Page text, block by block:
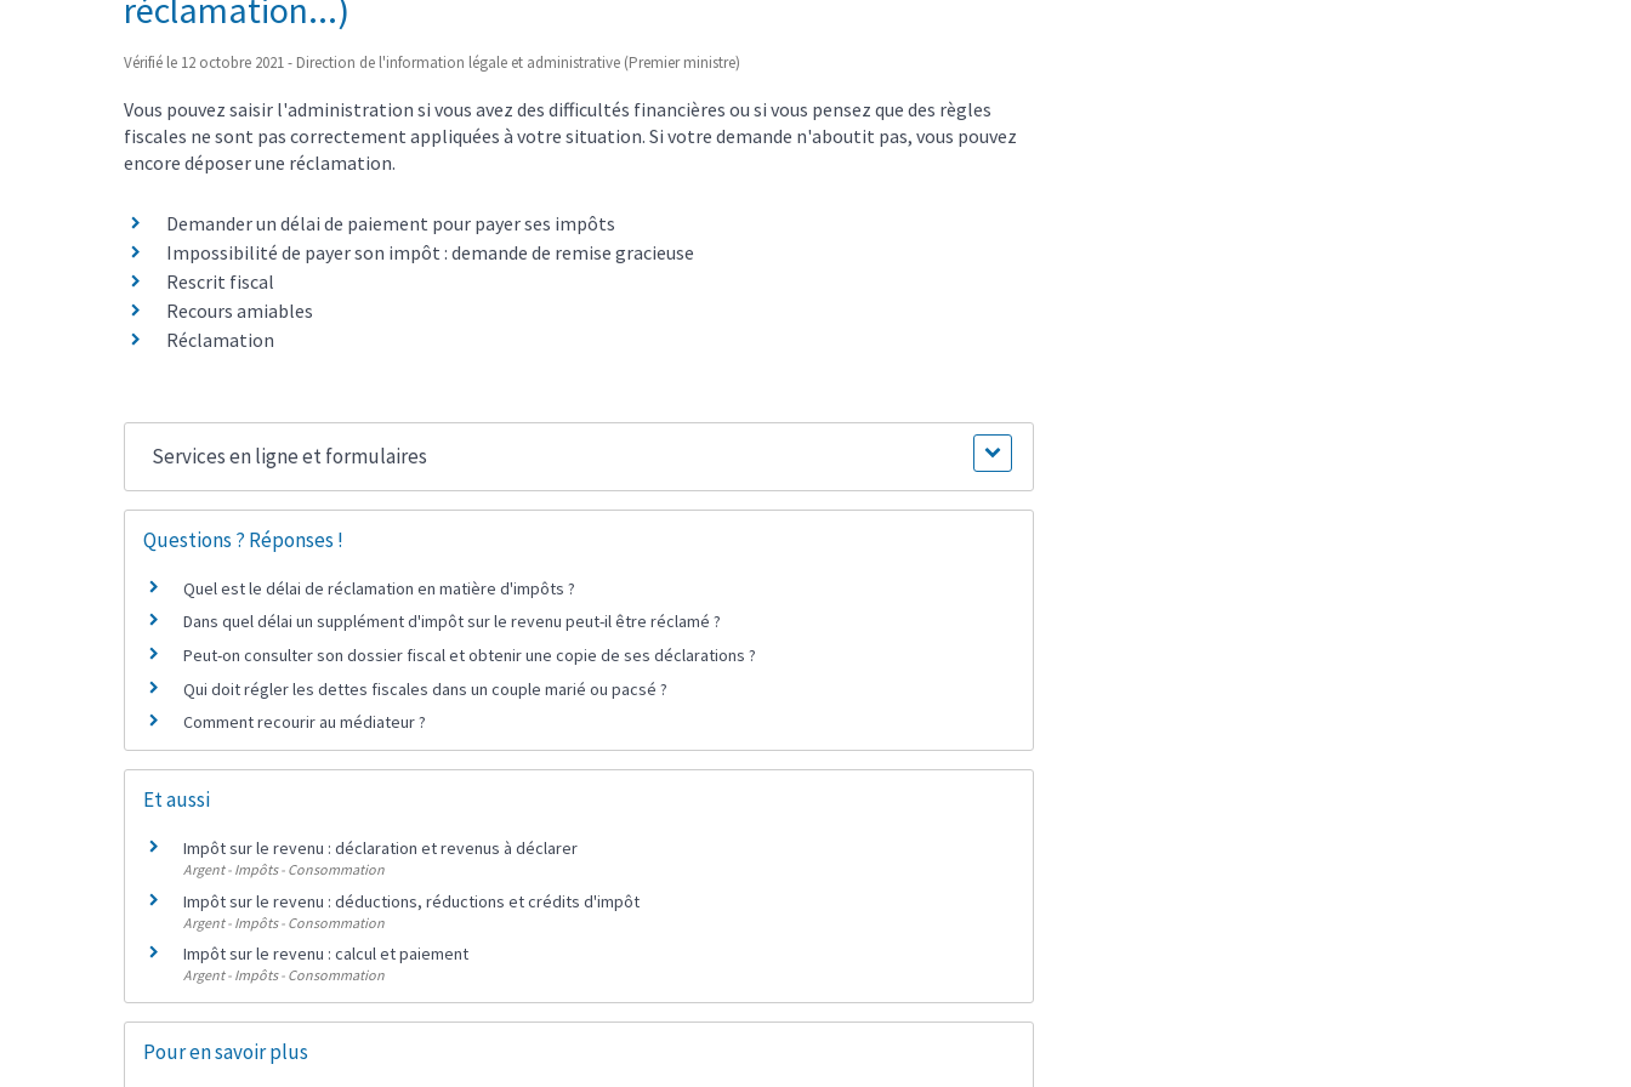
réclamation...)
Vérifié le 12 octobre 2021 - Direction de l'information légale et administrative (Premier ministre)
Vous pouvez saisir l'administration si vous avez des difficultés financières ou si vous pensez que des règles
fiscales ne sont pas correctement appliquées à votre situation. Si votre demande n'aboutit pas, vous pouvez
encore déposer une réclamation.
Demander un délai de paiement pour payer ses impôts
Impossibilité de payer son impôt : demande de remise gracieuse
Rescrit fiscal
Recours amiables
Réclamation
Services en ligne et formulaires
Questions ? Réponses !
Quel est le délai de réclamation en matière d'impôts ?
Dans quel délai un supplément d'impôt sur le revenu peut-il être réclamé ?
Peut-on consulter son dossier fiscal et obtenir une copie de ses déclarations ?
Qui doit régler les dettes fiscales dans un couple marié ou pacsé ?
Comment recourir au médiateur ?
Et aussi
Impôt sur le revenu : déclaration et revenus à déclarer
Argent - Impôts - Consommation
Impôt sur le revenu : déductions, réductions et crédits d'impôt
Argent - Impôts - Consommation
Impôt sur le revenu : calcul et paiement
Argent - Impôts - Consommation
Pour en savoir plus